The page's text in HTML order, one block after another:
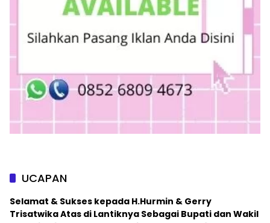
UCAPAN
Selamat & Sukses kepada H.Hurmin & Gerry
Trisatwika Atas di Lantiknya Sebagai Bupati dan Wakil